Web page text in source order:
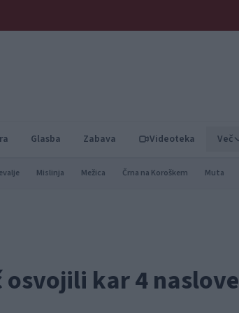
Glasba Zabava Videoteka Več
Mislinja Mežica Črna na Koroškem Muta
osvojili kar 4 naslove